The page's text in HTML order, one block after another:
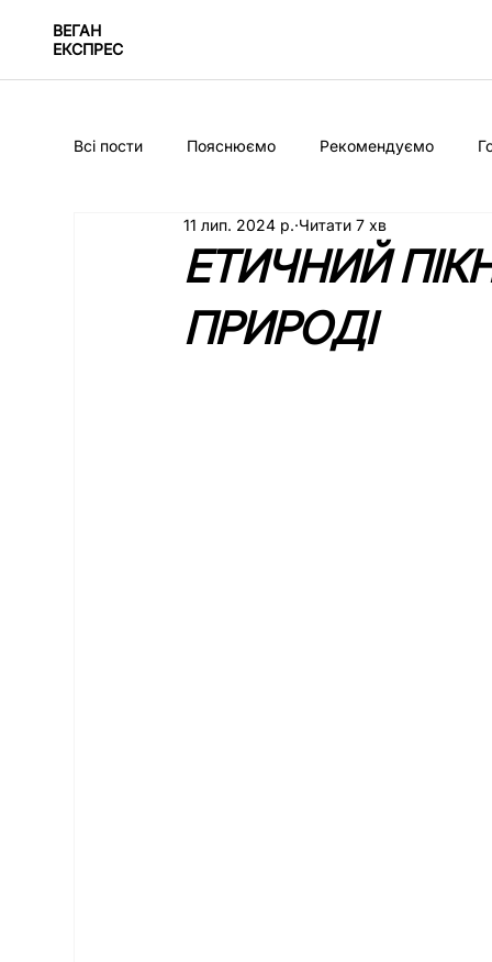
ВЕГАН
ЕКСПРЕС
Всі пости Пояснюємо Рекомендуємо
ЕТИЧНИЙ
ПРИРОДІ
11 лип. 2024 р. Читати 7 хв